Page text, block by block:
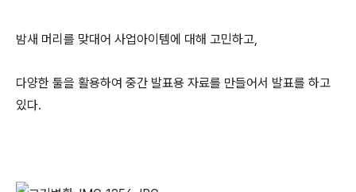
밤새 머리를 맞대어 사업아이템에 대해 고민하고,
다양한 툴을 활용하여 중간 발표용 자료를 만들어서 발표를 하고
있다.